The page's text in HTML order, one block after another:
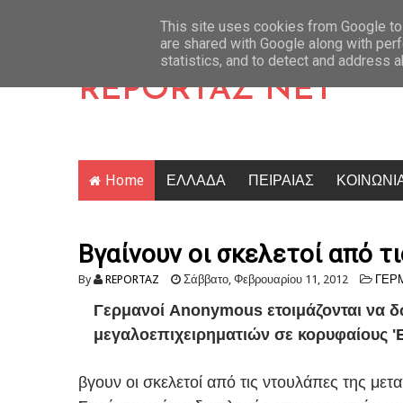
Latest News
Κρίση στο κόμμα Καρυστιανού: Δύο ακόμη
REPORTAZ NET
Home ΕΛΛΑΔΑ ΠΕΙΡΑΙΑΣ
Βγαίνουν οι σκελετοί από
By REPORTAZ Σάββατο, Φεβρουαρίου 11, 2012
Γερμανοί Anonymous ετοιμάζονται να
μεγαλοεπιχειρηματιών σε κορυφαίους
βγουν οι σκελετοί από τις ντουλάπες της
This site uses cookies from Google
are shared with Google along with
statistics, and to detect and address